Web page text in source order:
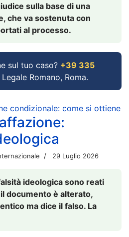
sulla base di una
che va sostenuta con
al processo.
sul tuo caso? +39 335
Romano, Roma.
condizionale: come si ottiene
29 Luglio 2026
ideologica sono reati
documento è alterato,
ma dice il falso. La